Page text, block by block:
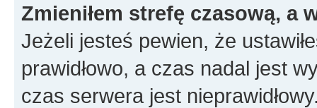
Zmieniłem strefę czasową, a
Jeżeli jesteś pewien, że
prawidłowo, a czas nadal jest
czas serwera jest